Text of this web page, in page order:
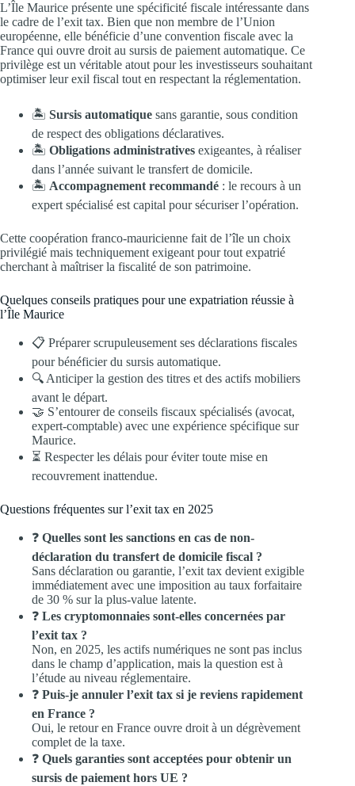
L’Île Maurice présente une spécificité fiscale intéressante dans
le cadre de l’exit tax. Bien que non membre de l’Union
européenne, elle bénéficie d’une convention fiscale avec la
France qui ouvre droit au sursis de paiement automatique. Ce
privilège est un véritable atout pour les investisseurs souhaitant
optimiser leur exil fiscal tout en respectant la réglementation.
🏝️ Sursis automatique sans garantie, sous condition
de respect des obligations déclaratives.
🏝️ Obligations administratives exigeantes, à réaliser
dans l’année suivant le transfert de domicile.
🏝️ Accompagnement recommandé : le recours à un
expert spécialisé est capital pour sécuriser l’opération.
Cette coopération franco-mauricienne fait de l’île un choix
privilégié mais techniquement exigeant pour tout expatrié
cherchant à maîtriser la fiscalité de son patrimoine.
Quelques conseils pratiques pour une expatriation réussie à
l’Île Maurice
📋 Préparer scrupuleusement ses déclarations fiscales
pour bénéficier du sursis automatique.
🔍 Anticiper la gestion des titres et des actifs mobiliers
avant le départ.
🤝 S’entourer de conseils fiscaux spécialisés (avocat,
expert-comptable) avec une expérience spécifique sur
Maurice.
⏳ Respecter les délais pour éviter toute mise en
recouvrement inattendue.
Questions fréquentes sur l’exit tax en 2025
❓ Quelles sont les sanctions en cas de non-
déclaration du transfert de domicile fiscal ?
Sans déclaration ou garantie, l’exit tax devient exigible
immédiatement avec une imposition au taux forfaitaire
de 30 % sur la plus-value latente.
❓ Les cryptomonnaies sont-elles concernées par
l’exit tax ?
Non, en 2025, les actifs numériques ne sont pas inclus
dans le champ d’application, mais la question est à
l’étude au niveau réglementaire.
❓ Puis-je annuler l’exit tax si je reviens rapidement
en France ?
Oui, le retour en France ouvre droit à un dégrèvement
complet de la taxe.
❓ Quels garanties sont acceptées pour obtenir un
sursis de paiement hors UE ?